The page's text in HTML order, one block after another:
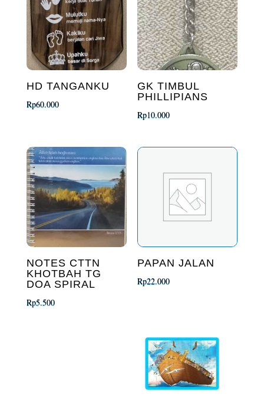
HD TANGANKU
Rp60.000
GK TIMBUL
PHILLIPIANS
Rp10.000
NOTES CTTN
KHOTBAH TG
DOA SPIRAL
Rp5.500
PAPAN JALAN
Rp22.000